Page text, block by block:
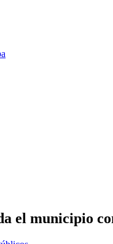
el municipio